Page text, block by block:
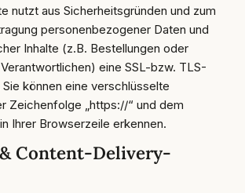
nutzt aus Sicherheitsgründen und zum
personenbezogener Daten und
Inhalte (z.B. Bestellungen oder
eine SSL-bzw. TLS-
können eine verschlüsselte
Zeichenfolge „https://“ und dem
Ihrer Browserzeile erkennen.
Content-Delivery-